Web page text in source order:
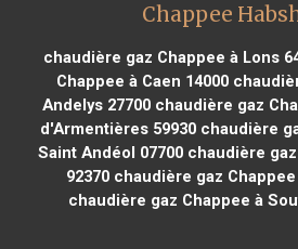
Chappee
chaudière gaz Chappee à Lons
Chappee à Caen 14000
Andelys 27700chaudière gaz
d'Armentières 59930chaudière
Saint Andéol 07700 chaudière
92370 chaudière gaz
chaudière gaz Chappee à